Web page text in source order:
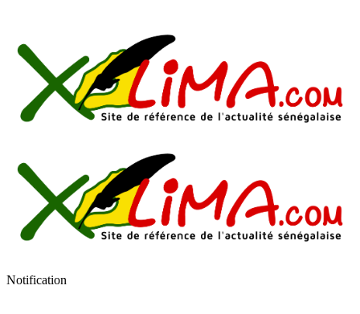
Notification